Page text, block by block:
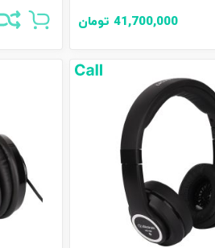
41,700,000 تومان